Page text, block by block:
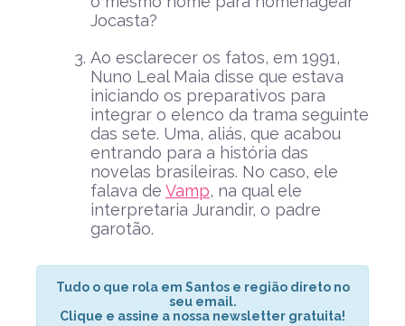
Jocasta?
Ao esclarecer os fatos, em 1991,
Nuno Leal Maia disse que estava
iniciando os preparativos para
integrar o elenco da trama seguinte
das sete. Uma, aliás, que acabou
entrando para a história das
novelas brasileiras. No caso, ele
falava de Vamp, na qual ele
interpretaria Jurandir, o padre
garotão.
Tudo o que rola em Santos e região direto no
seu email.
Clique e assine a nossa newsletter gratuita!